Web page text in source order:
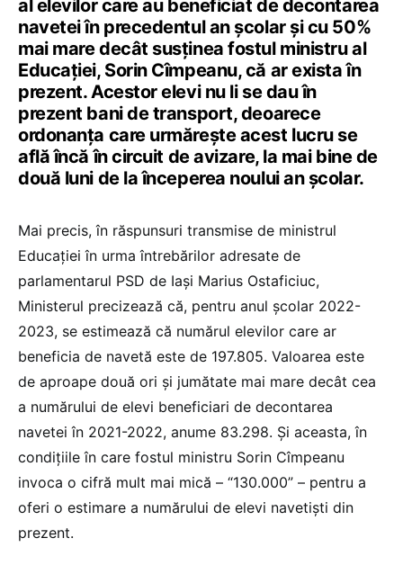
al elevilor care au beneficiat de decontarea
navetei în precedentul an școlar și cu 50%
mai mare decât susținea fostul ministru al
Educației, Sorin Cîmpeanu, că ar exista în
prezent. Acestor elevi nu li se dau în
prezent bani de transport, deoarece
ordonanța care urmărește acest lucru se
află încă în circuit de avizare, la mai bine de
două luni de la începerea noului an școlar.
Mai precis, în răspunsuri transmise de ministrul
Educației în urma întrebărilor adresate de
parlamentarul PSD de Iași Marius Ostaficiuc,
Ministerul precizează că, pentru anul școlar 2022-
2023, se estimează că numărul elevilor care ar
beneficia de navetă este de 197.805. Valoarea este
de aproape două ori și jumătate mai mare decât cea
a numărului de elevi beneficiari de decontarea
navetei în 2021-2022, anume 83.298. Și aceasta, în
condițiile în care fostul ministru Sorin Cîmpeanu
invoca o cifră mult mai mică – “130.000” – pentru a
oferi o estimare a numărului de elevi navetiști din
prezent.